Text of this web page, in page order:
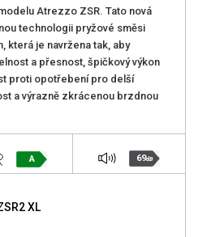
Atrezzo ZSR. Tato nová
technologii pryžové směsi
která je navržena tak, aby
a přesnost, špičkový výkon
proti opotřebení pro delší
a výrazně zkrácenou brzdnou
A 69dB
XL